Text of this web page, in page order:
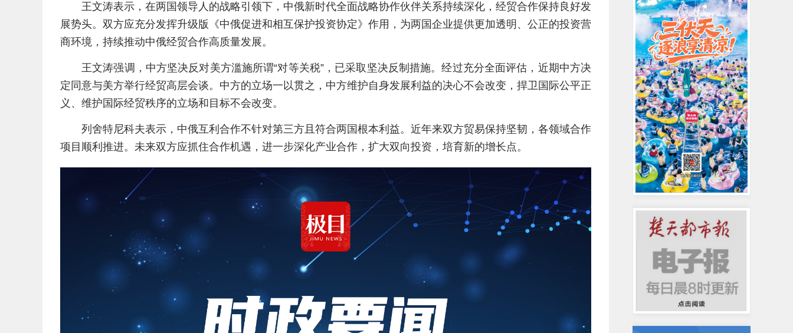
王文涛表示，在两国领导人的战略引领下，中俄新时代全面战略协作伙伴关系持续深化，经贸合作保持良好发
展势头。双方应充分发挥升级版《中俄促进和相互保护投资协定》作用，为两国企业提供更加透明、公正的投资营
商环境，持续推动中俄经贸合作高质量发展。
王文涛强调，中方坚决反对美方滥施所谓“对等关税”，已采取坚决反制措施。经过充分全面评估，近期中方决
定同意与美方举行经贸高层会谈。中方的立场一以贯之，中方维护自身发展利益的决心不会改变，捍卫国际公平正
义、维护国际经贸秩序的立场和目标不会改变。
列舍特尼科夫表示，中俄互利合作不针对第三方且符合两国根本利益。近年来双方贸易保持坚韧，各领域合作
项目顺利推进。未来双方应抓住合作机遇，进一步深化产业合作，扩大双向投资，培育新的增长点。